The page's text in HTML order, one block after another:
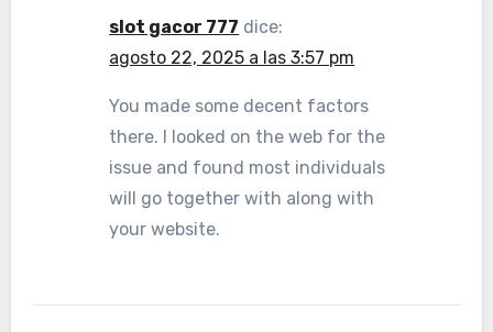
slot gacor 777 dice:
agosto 22, 2025 a las 3:57 pm
You made some decent factors
there. I looked on the web for the
issue and found most individuals
will go together with along with
your website.